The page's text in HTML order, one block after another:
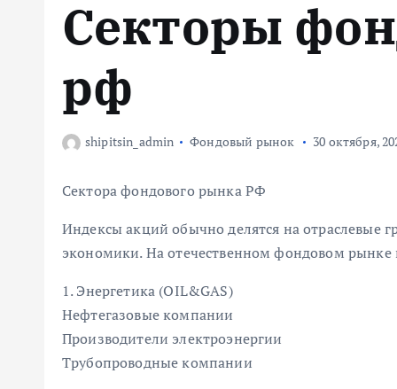
Секторы
рф
shipitsin_admin Фондовый рынок 30 октября,
Сектора фондового рынка РФ
Индексы акций обычно делятся на
экономики. На отечественном фондовом рынке
1. Энергетика (OIL&GAS)
Нефтегазовые компании
Производители электроэнергии
Трубопроводные компании